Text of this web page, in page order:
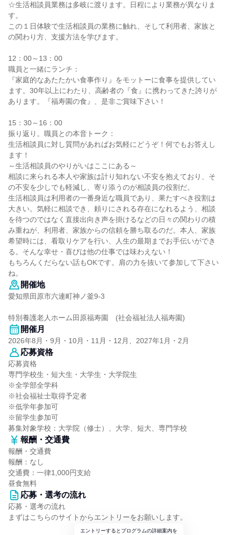
☆生活相談員業務は多岐に渡ります。日程により業務が異なりま
す。
この１日体験で生活相談員の業務に触れ、そして利用者、家族と
の関わり方、支援方法を学びます。
12：00～13：00
職員と一緒にランチ：
『家庭的なあたたかい食事作り』をモットーに食事を提供してい
ます。30年以上にわたり、高齢者の『食』に携わってきた誇りが
あります。『福寿園の食』、是非ご賞味下さい！
15：30～16：00
振り返り。職員との本音トーク：
生活相談員に対し質問があればお気軽にどうぞ！何でもお答えし
ます！
～生活相談員のやりがいはここにある～
相談に来られる本人や家族は計り知れない不安を抱えており、そ
の不安を少しでも軽減し、寄り添うのが相談員の役割だ。
生活相談員は利用者の一番身近な職員であり、果たすべき役割は
大きい。気軽に相談でき、頼りにされる存在になれるよう、相談
を待つのではなく直接出向き声を掛けるなどの日々の関わりの積
み重ねが、利用者、家族からの信頼を勝ち取るのだ。本人、家族
希望時には、看取りケアを行い、人生の最期までお手伝いができ
る。そんな幸せ・喜びは他の仕事では味わえない！
もちろんくだらない話もOKです。肩の力を抜いて参加して下さい
ね。
開催地
愛知県田原市六連町神ノ釜9-3
特別養護老人ホーム田原福寿園 (社会福祉法人福寿園)
開催月
2026年8月・9月・10月・11月・12月、2027年1月・2月
応募資格
応募資格
専門学校生・短大生・大学生・大学院生
※全学部全学科
※社会福祉士取得予定者
※低学年参加可
※留学生参加可
募集対象学校：大学院（修士）、大学、短大、専門学校
報酬・交通費
報酬・交通費
報酬：なし
交通費：一律1,000円支給
昼食無料
応募・選考の流れ
応募・選考の流れ
まずはこちらのサイトからエントリーをお願いします。
エントリーするとプログラムの詳細案内を